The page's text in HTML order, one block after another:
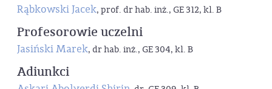
Rąbkowski Jacek, prof. dr hab. inż., GE 312, kl. B
Profesorowie uczelni
Jasiński Marek, dr hab. inż., GE 304, kl. B
Adiunkci